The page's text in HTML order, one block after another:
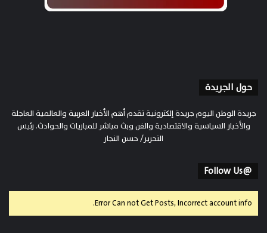
حول الجريدة
جريدة الوطن اليوم جريدة إلكترونية تقدم أهم الأخبار العربية والعالمية العاجلة
والأخبار السياسية والاقتصادية والفن وبث مباشر للمباريات والحوادث. رئيس
التحرير/ حسن النجار
@Follow Us
Error Can not Get Posts, Incorrect account info.